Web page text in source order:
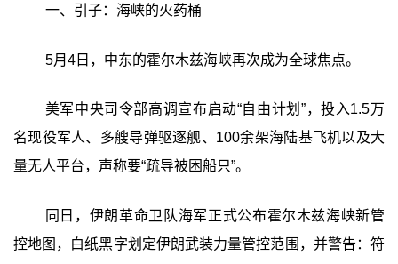
一、引子：海峡的火药桶
5月4日，中东的霍尔木兹海峡再次成为全球焦点。
美军中央司令部高调宣布启动“自由计划”，投入1.5万
名现役军人、多艘导弹驱逐舰、100余架海陆基飞机以及大
量无人平台，声称要“疏导被困船只”。
同日，伊朗革命卫队海军正式公布霍尔木兹海峡新管
控地图，白纸黑字划定伊朗武装力量管控范围，并警告：符